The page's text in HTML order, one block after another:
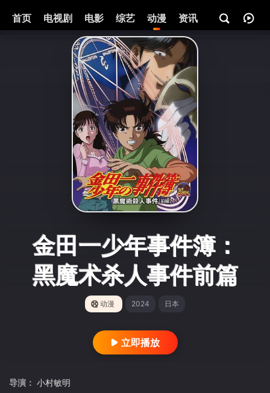
首页 电视剧 电影 综艺 动漫 资讯
金田一少年事件簿：
黑魔术杀人事件前篇
动漫 2024 日本
立即播放
导演： 小村敏明